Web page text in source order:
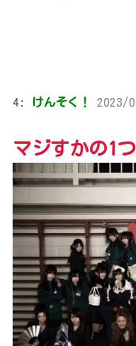
4: けんそく！ 2023/
マジすかの1